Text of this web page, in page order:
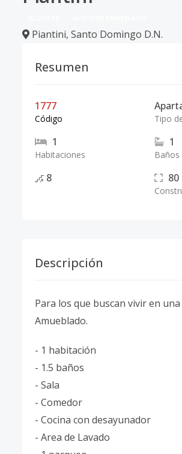
Piantini, Santo Domingo D.N.
Resumen
1777
Código Tipo
1
Habitaciones
1
Baños
8 80
Descripción
Para los que buscan vivir en
Amueblado.
- 1 habitación
- 1.5 baños
- Sala
- Comedor
- Cocina con desayunador
- Area de Lavado